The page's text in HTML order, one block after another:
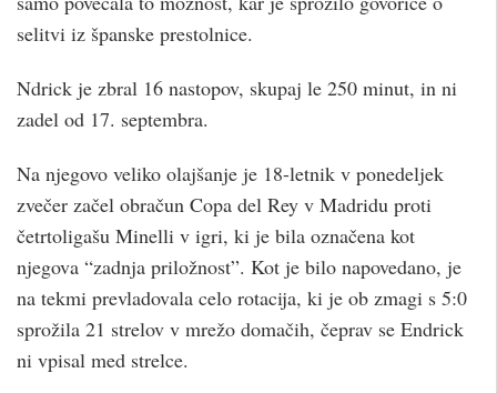
selitvi iz španske prestolnice.
Ndrick je zbral 16 nastopov, skupaj le 250 minut, in ni
zadel od 17. septembra.
Na njegovo veliko olajšanje je 18-letnik v ponedeljek
zvečer začel obračun Copa del Rey v Madridu proti
četrtoligašu Minelli v igri, ki je bila označena kot
njegova “zadnja priložnost”. Kot je bilo napovedano, je
na tekmi prevladovala celo rotacija, ki je ob zmagi s 5:0
sprožila 21 strelov v mrežo domačih, čeprav se Endrick
ni vpisal med strelce.